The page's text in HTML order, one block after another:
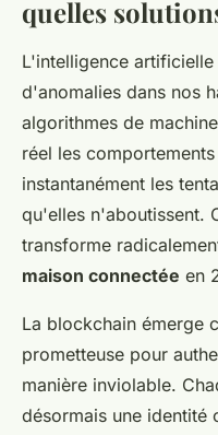
quelles
L'intelligence
d'anomalies dans nos
algorithmes de
réel les
instantanément les
qu'elles n'aboutissent.
transforme
maison connectée en
La blockchain émerge
prometteuse pour
manière inviolable.
désormais une identité